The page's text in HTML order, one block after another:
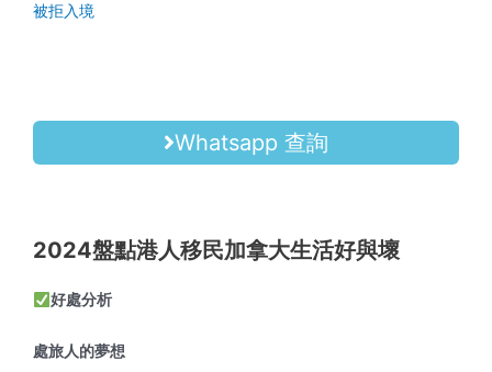
被拒入境
Whatsapp 查詢
2024盤點港人移民加拿大生活好與壞
好處分析
處旅人的夢想